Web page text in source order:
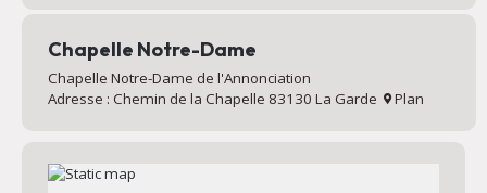
Chapelle Notre-Dame
Chapelle Notre-Dame de l'Annonciation
Adresse : Chemin de la Chapelle 83130 La Garde
Plan